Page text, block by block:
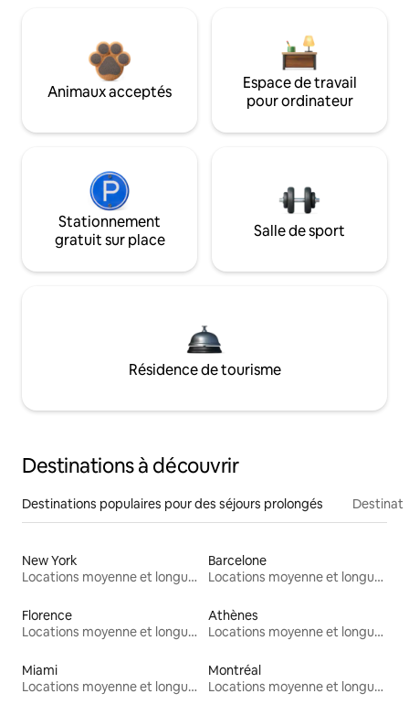
Animaux acceptés
Espace de travail
pour ordinateur
Stationnement
gratuit sur place
Salle de sport
Résidence de tourisme
Destinations à découvrir
Destinations populaires pour des séjours prolongés
New York
Locations moyenne et longue durée
Barcelone
Locations moyenne et longue durée
Florence
Locations moyenne et longue durée
Athènes
Locations moyenne et longue durée
Miami
Locations moyenne et longue durée
Montréal
Locations moyenne et longue durée